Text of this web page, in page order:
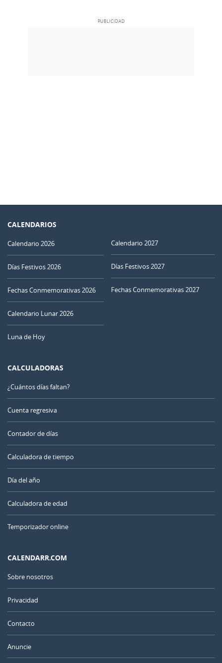
CALENDARIOS
Calendario 2026
Días Festivos 2026
Fechas Conmemorativas 2026
Calendario Lunar 2026
Luna de Hoy
Calendario 2027
Días Festivos 2027
Fechas Conmemorativas 2027
CALCULADORAS
¿Cuántos días faltan?
Cuenta regresiva
Contador de días
Calculadora de tiempo
Día del año
Calculadora de edad
Temporizador online
CALENDARR.COM
Sobre nosotros
Privacidad
Contacto
Anuncie